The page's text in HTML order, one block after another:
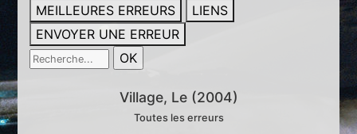
MEILLEURES ERREURS
LIENS
ENVOYER UNE ERREUR
Village, Le (2004)
Toutes les erreurs